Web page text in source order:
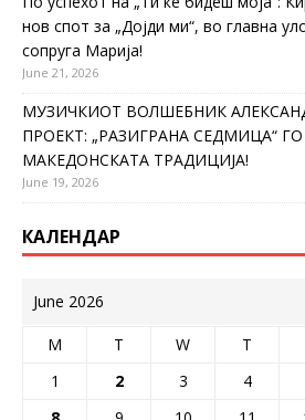
нов спот за „Дојди ми“, во главна
сопруга Марија!
June 21, 2026
МУЗИЧКИОТ ВОЛШЕБНИК
ПРОЕКТ: „РАЗИГРАНА СЕДМИЦА“
МАКЕДОНСКАТА ТРАДИЦИЈА!
June 19, 2026
КАЛЕНДАР
June 2026
M T W T
1
2 3 4